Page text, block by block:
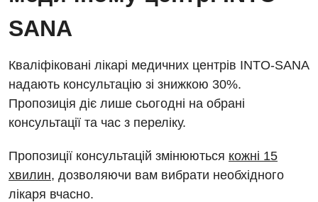
Комп’ютерна томографія
Магнітно-резонансна томографія
Мамографія
Нейросонографія
Рентгенографія
Для дорослих
Гінекологічне відділення
Діагностичне відділення
Ендоскопічне відділення
Онкологічне відділлення
Офтальмологічне відділення
Педіатричне відділення
Лікування гострого інфаркту
Національний скринінг здоров’я 40+
Українська
Російська
SANA
Кваліфіковані лікарі медичних центрів INTO-SANA
надають консультацію зі знижкою 30%.
Пропозиція діє лише сьогодні на обрані
консультації та час з переліку.
Пропозиції консультацій змінюються кожні 15
хвилин, дозволяючи вам вибрати необхідного
лікаря вчасно.